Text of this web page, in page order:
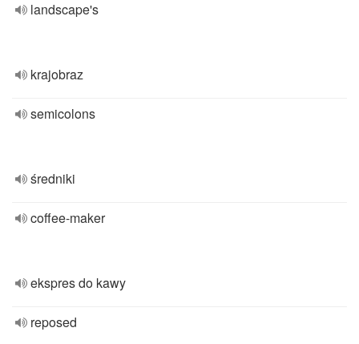
landscape's
krajobraz
semicolons
średniki
coffee-maker
ekspres do kawy
reposed